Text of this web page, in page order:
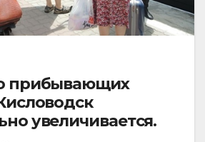
прибывающих
увеличивается.